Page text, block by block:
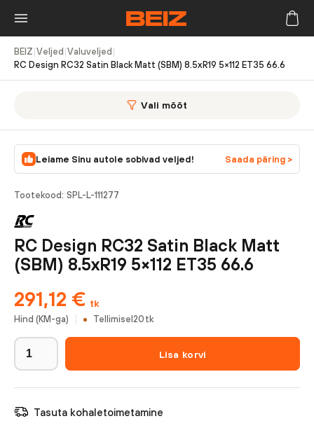
BEIZ Veljed Valuveljed
RC Design RC32 Satin Black Matt (SBM) 8.5xR19 5×112 ET35 66.6
Vali mõõt
Tootekood: SPL-L-111277
RC Design RC32 Satin Black Matt
(SBM) 8.5xR19 5×112 ET35 66.6
291,12 € tk
Hind (KM-ga) Tellimisel 20 tk
Lisa korvi
Tasuta kohaletoimetamine
Leiame Sinu autole sobivad veljed! Saada päring >